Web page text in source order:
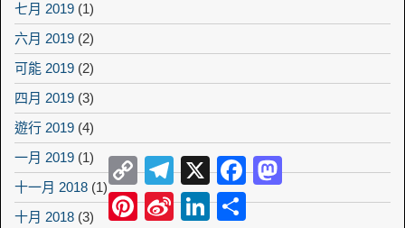
七月 2019 (1)
六月 2019 (2)
可能 2019 (2)
四月 2019 (3)
遊行 2019 (4)
一月 2019 (1)
十一月 2018 (1)
十月 2018 (3)
Copy
Link
Telegram
X Facebook
Pinterest
Sina
Weibo
LinkedInShare